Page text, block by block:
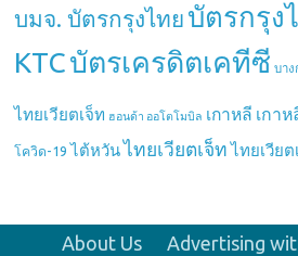
บมจ. บัตรกรุงไทย บัตรกรุง
KTCบัตรเครดิตเคทีซี บาง
ไทยเวียตเจ็ท ฮอนด้า ออโตโมบิล เกาหลี เกา
โควิด-19 ไต้หวัน ไทยเวียตเจ็ท ไทยเวีย
About Us Advertising